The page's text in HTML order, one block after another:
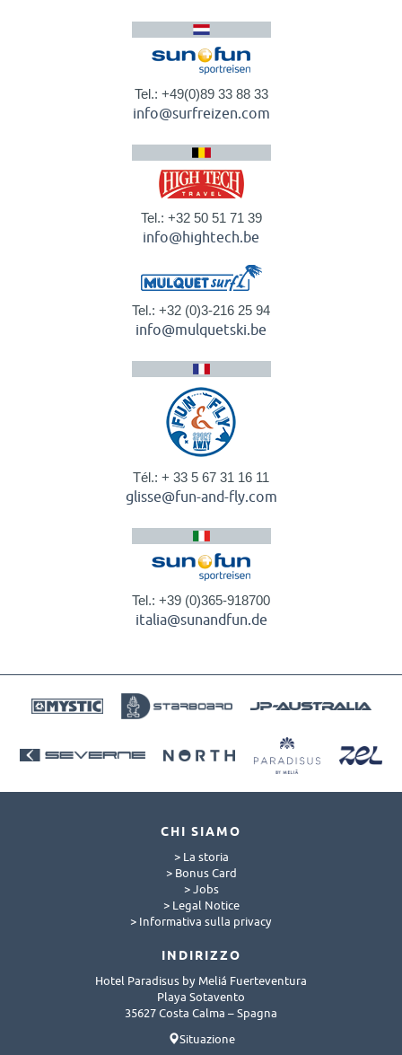
Tel.: +49(0)89 33 88 33
info@surfreizen.com
Tel.: +32 50 51 71 39
info@hightech.be
Tel.: +32 (0)3-216 25 94
info@mulquetski.be
Tél.: + 33 5 67 31 16 11
glisse@fun-and-fly.com
Tel.: +39 (0)365-918700
italia@sunandfun.de
CHI SIAMO
> La storia
> Bonus Card
> Jobs
> Legal Notice
> Informativa sulla privacy
INDIRIZZO
Hotel Paradisus by Meliá Fuerteventura
Playa Sotavento
35627 Costa Calma – Spagna
Situazione